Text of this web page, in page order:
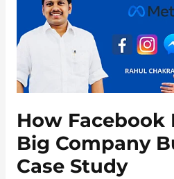
How Facebook
Big Company
Case Study